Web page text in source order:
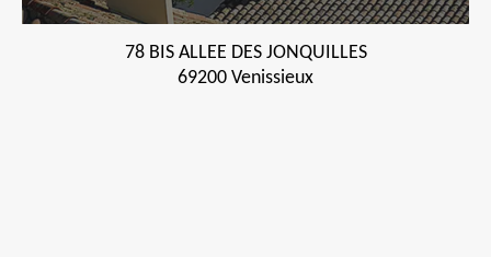
78 BIS ALLEE DES JONQUILLES
69200 Venissieux